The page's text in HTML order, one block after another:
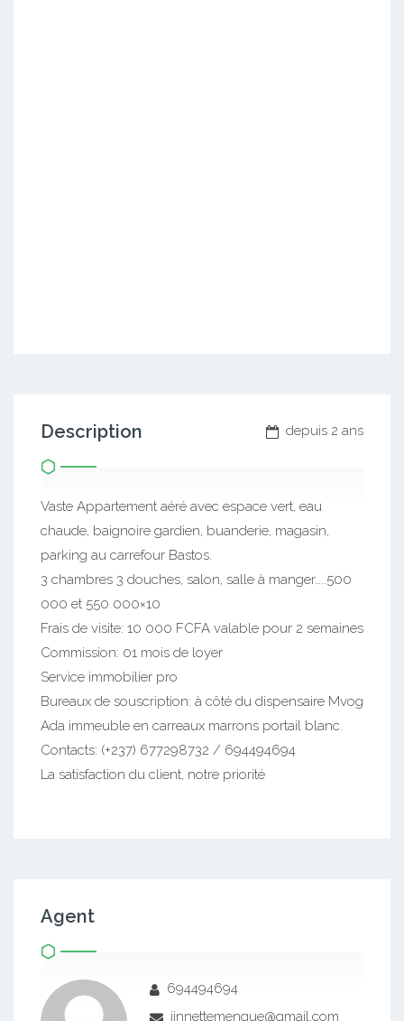
depuis 2 ans
Description
Vaste Appartement aéré avec espace vert, eau
chaude, baignoire gardien, buanderie, magasin,
parking au carrefour Bastos.
3 chambres 3 douches, salon, salle à manger…..500
000 et 550 000×10
Frais de visite: 10 000 FCFA valable pour 2 semaines
Commission: 01 mois de loyer
Service immobilier pro
Bureaux de souscription: à côté du dispensaire Mvog
Ada immeuble en carreaux marrons portail blanc.
Contacts: (+237) 677298732 / 694494694
La satisfaction du client, notre priorité
Agent
694494694
jinnettemengue@gmail.com